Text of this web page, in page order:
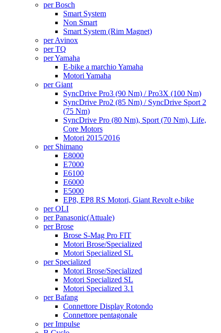
per Bosch
Smart System
Non Smart
Smart System (Rim Magnet)
per Avinox
per TQ
per Yamaha
E-bike a marchio Yamaha
Motori Yamaha
per Giant
SyncDrive Pro3 (90 Nm) / Pro3X (100 Nm)
SyncDrive Pro2 (85 Nm) / SyncDrive Sport 2
(75 Nm)
SyncDrive Pro (80 Nm), Sport (70 Nm), Life,
Core Motors
Motori 2015/2016
per Shimano
E8000
E7000
E6100
E6000
E5000
EP8, EP8 RS Motori, Giant Revolt e-bike
per OLI
per Panasonic(Attuale)
per Brose
Brose S-Mag Pro FIT
Motori Brose/Specialized
Motori Specialized SL
per Specialized
Motori Brose/Specialized
Motori Specialized SL
Motori Specialized 3.1
per Bafang
Connettore Display Rotondo
Connettore pentagonale
per Impulse